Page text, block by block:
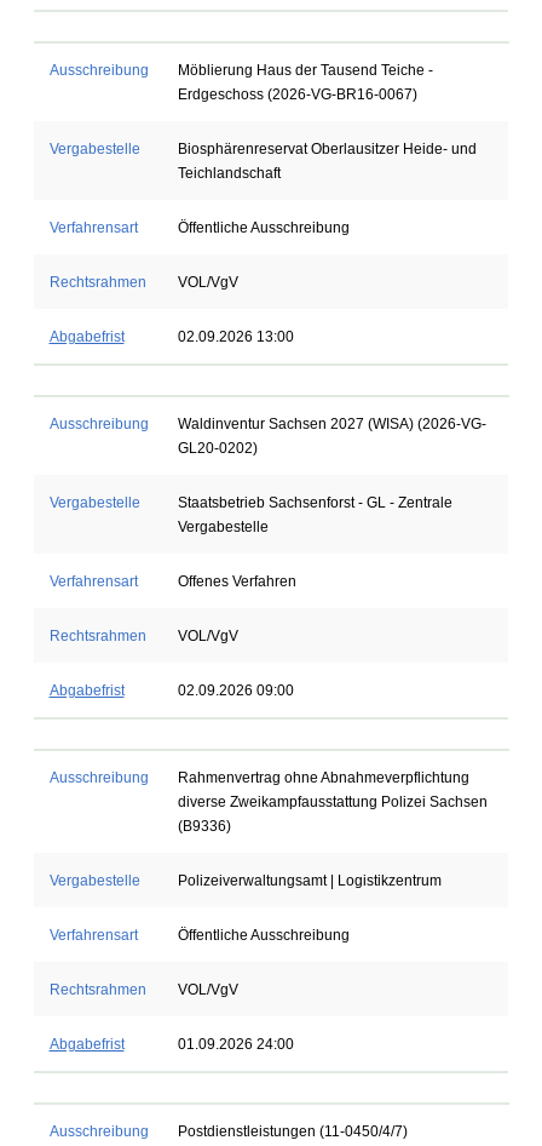
Ausschreibung
Möblierung Haus der Tausend Teiche -
Erdgeschoss (2026-VG-BR16-0067)
Vergabestelle
Biosphärenreservat Oberlausitzer Heide- und
Teichlandschaft
Verfahrensart Öffentliche Ausschreibung
Rechtsrahmen VOL/VgV
Abgabefrist 02.09.2026 13:00
Ausschreibung
Waldinventur Sachsen 2027 (WISA) (2026-VG-
GL20-0202)
Vergabestelle
Staatsbetrieb Sachsenforst - GL - Zentrale
Vergabestelle
Verfahrensart Offenes Verfahren
Rechtsrahmen VOL/VgV
Abgabefrist 02.09.2026 09:00
Ausschreibung
Rahmenvertrag ohne Abnahmeverpflichtung
diverse Zweikampfausstattung Polizei Sachsen
(B9336)
Vergabestelle Polizeiverwaltungsamt | Logistikzentrum
Verfahrensart Öffentliche Ausschreibung
Rechtsrahmen VOL/VgV
Abgabefrist 01.09.2026 24:00
Ausschreibung Postdienstleistungen (11-0450/4/7)